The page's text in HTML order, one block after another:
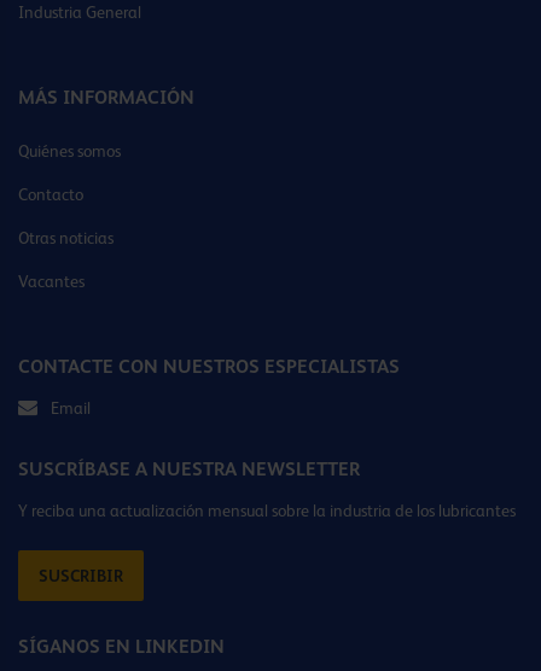
Industria General
MÁS INFORMACIÓN
Quiénes somos
Contacto
Otras noticias
Vacantes
CONTACTE CON NUESTROS ESPECIALISTAS
Email
SUSCRÍBASE A NUESTRA NEWSLETTER
Y reciba una actualización mensual sobre la industria de los lubricantes
SUSCRIBIR
SÍGANOS EN LINKEDIN